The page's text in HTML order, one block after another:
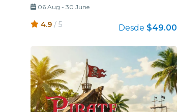
06 Aug - 30 June
4.9 / 5 Desde $49.00